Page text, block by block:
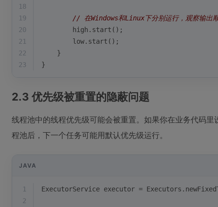
18
19
// 在Windows和Linux下分别运行，观察输出
20
        high.start();
21
        low.start();
22
    }
23
}
2.3 优先级被重置的隐蔽问题
线程池中的线程优先级可能会被重置。如果你在业务代码
程池后，下一个任务可能用默认优先级运行。
JAVA
1
ExecutorService executor =
2